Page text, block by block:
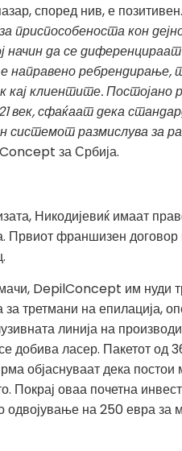
според нив, е
приспособеноста кон
начин да се
направено
кај клиентите.
век, сфаќаат дека
системот размислува за
за Србија.
Никодијевиќ имаат
Првиот франшизен
DepilConcept им нуди
третмани на епилација,
линија на
добива ласер. Пакетот
објаснуваат дека постои
Покрај оваа почетна
на 250 евра за